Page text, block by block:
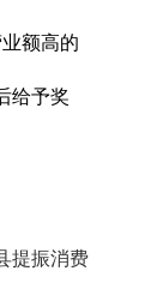
额高的
给予奖
提振消费